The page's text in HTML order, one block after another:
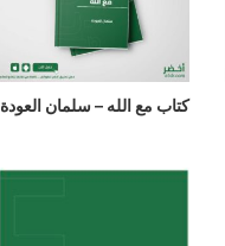
كتاب مع الله – سلمان العودة